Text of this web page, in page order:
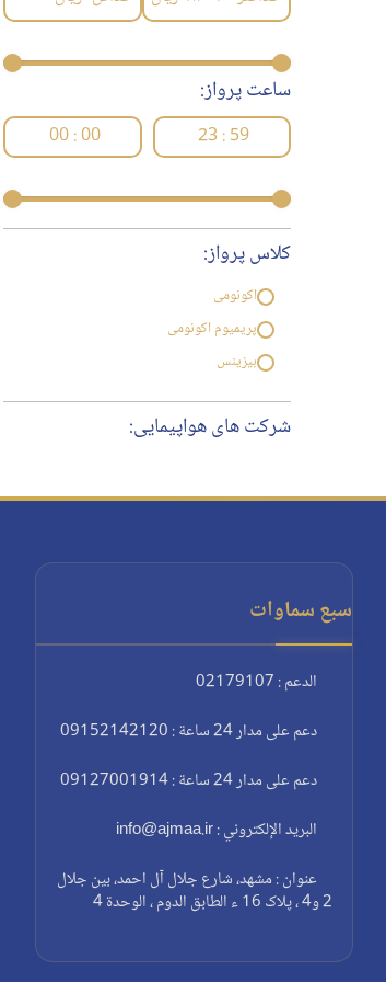
ساعت پرواز:
23 : 59
00 : 00
کلاس پرواز:
اکونومی
پریمیوم اکونومی
بیزینس
شرکت های هواپیمایی:
سبع سماوات
الدعم : 02179107
دعم على مدار 24 ساعة : 09152142120
دعم على مدار 24 ساعة : 09127001914
البريد الإلكتروني : info@ajmaa.ir
عنوان : مشهد، شارع جلال آل احمد، بين جلال
2 و4 ، پلاک 16 ء الطابق الدوم ، الوحدة 4